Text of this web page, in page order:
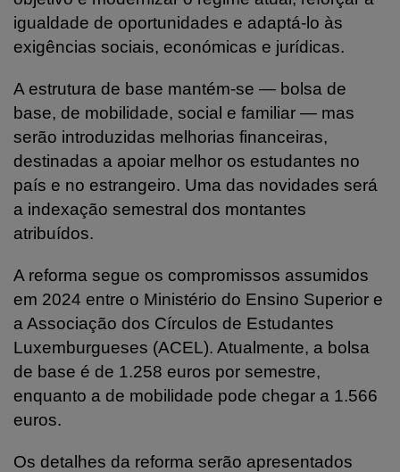
igualdade de oportunidades e adaptá-lo às
exigências sociais, económicas e jurídicas.
A estrutura de base mantém-se — bolsa de
base, de mobilidade, social e familiar — mas
serão introduzidas melhorias financeiras,
destinadas a apoiar melhor os estudantes no
país e no estrangeiro. Uma das novidades será
a indexação semestral dos montantes
atribuídos.
A reforma segue os compromissos assumidos
em 2024 entre o Ministério do Ensino Superior e
a Associação dos Círculos de Estudantes
Luxemburgueses (ACEL). Atualmente, a bolsa
de base é de 1.258 euros por semestre,
enquanto a de mobilidade pode chegar a 1.566
euros.
Os detalhes da reforma serão apresentados